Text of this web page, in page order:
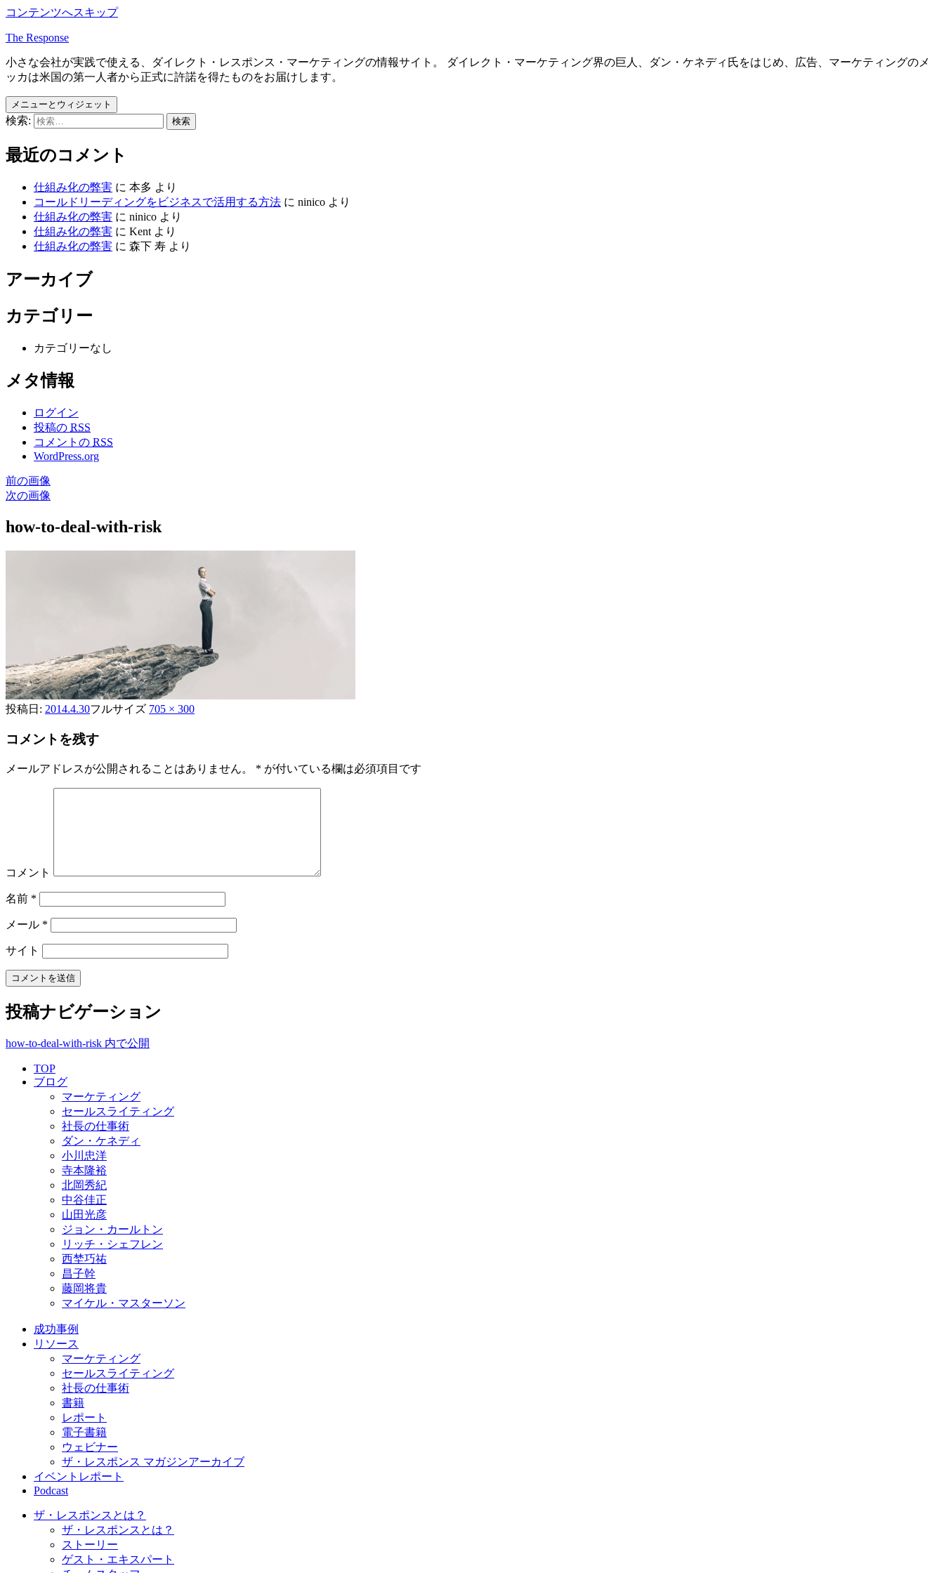
コンテンツへスキップ
The Response
小さな会社が実践で使える、ダイレクト・レスポンス・マーケティングの情報サイト。 ダイレクト・マーケティング界の巨人、ダン・ケネディ氏をはじめ、広告、マーケティングのメ
ッカは米国の第一人者から正式に許諾を得たものをお届けします。
メニューとウィジェット
検索:
最近のコメント
仕組み化の弊害 に 本多 より
コールドリーディングをビジネスで活用する方法 に ninico より
仕組み化の弊害 に ninico より
仕組み化の弊害 に Kent より
仕組み化の弊害 に 森下 寿 より
アーカイブ
カテゴリー
カテゴリーなし
メタ情報
ログイン
投稿の RSS
コメントの RSS
WordPress.org
前の画像
次の画像
how-to-deal-with-risk
投稿日: 2014.4.30フルサイズ 705 × 300
コメントを残す
メールアドレスが公開されることはありません。 * が付いている欄は必須項目です
コメント
名前 *
メール *
サイト
投稿ナビゲーション
how-to-deal-with-risk 内で公開
TOP
ブログ
マーケティング
セールスライティング
社長の仕事術
ダン・ケネディ
小川忠洋
寺本隆裕
北岡秀紀
中谷佳正
山田光彦
ジョン・カールトン
リッチ・シェフレン
西埜巧祐
昌子幹
藤岡将貴
マイケル・マスターソン
成功事例
リソース
マーケティング
セールスライティング
社長の仕事術
書籍
レポート
電子書籍
ウェビナー
ザ・レスポンス マガジンアーカイブ
イベントレポート
Podcast
ザ・レスポンスとは？
ザ・レスポンスとは？
ストーリー
ゲスト・エキスパート